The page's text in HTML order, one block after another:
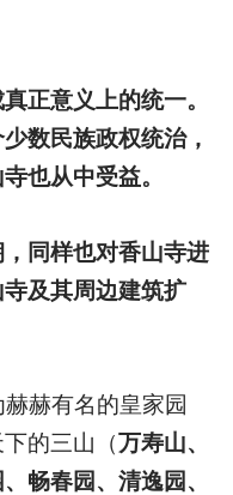
正意义上的统一。
数民族政权统治，
也从中受益。
同样也对香山寺进
及其周边建筑扩
赫有名的皇家园
的三山（万寿山、
畅春园、清逸园、